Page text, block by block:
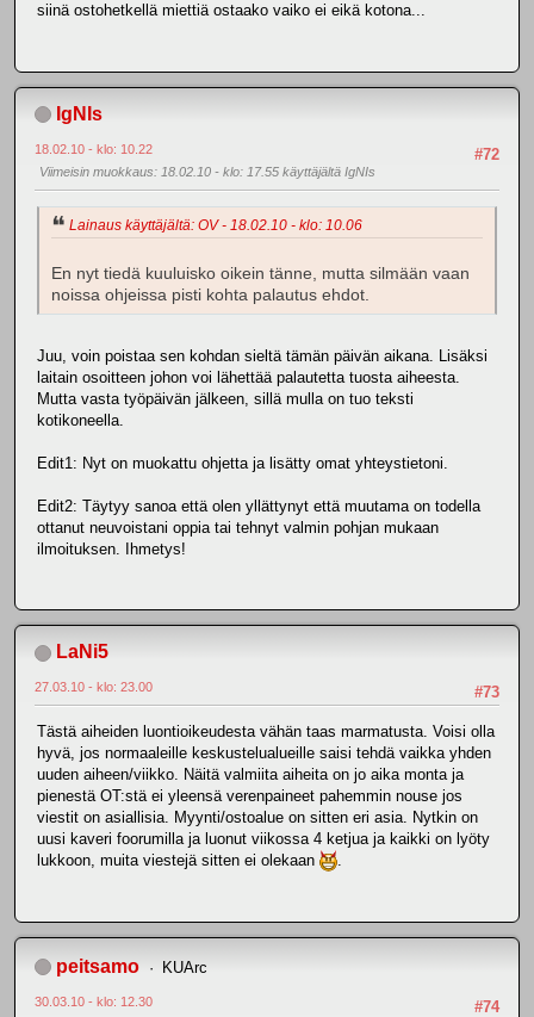
siinä ostohetkellä miettiä ostaako vaiko ei eikä kotona...
IgNIs
#72
18.02.10 - klo: 10.22
Viimeisin muokkaus: 18.02.10 - klo: 17.55 käyttäjältä IgNIs
Lainaus käyttäjältä: OV - 18.02.10 - klo: 10.06
En nyt tiedä kuuluisko oikein tänne, mutta silmään vaan
noissa ohjeissa pisti kohta palautus ehdot.
Juu, voin poistaa sen kohdan sieltä tämän päivän aikana. Lisäksi
laitain osoitteen johon voi lähettää palautetta tuosta aiheesta.
Mutta vasta työpäivän jälkeen, sillä mulla on tuo teksti
kotikoneella.
Edit1: Nyt on muokattu ohjetta ja lisätty omat yhteystietoni.
Edit2: Täytyy sanoa että olen yllättynyt että muutama on todella
ottanut neuvoistani oppia tai tehnyt valmin pohjan mukaan
ilmoituksen. Ihmetys!
LaNi5
#73
27.03.10 - klo: 23.00
Tästä aiheiden luontioikeudesta vähän taas marmatusta. Voisi olla
hyvä, jos normaaleille keskustelualueille saisi tehdä vaikka yhden
uuden aiheen/viikko. Näitä valmiita aiheita on jo aika monta ja
pienestä OT:stä ei yleensä verenpaineet pahemmin nouse jos
viestit on asiallisia. Myynti/ostoalue on sitten eri asia. Nytkin on
uusi kaveri foorumilla ja luonut viikossa 4 ketjua ja kaikki on lyöty
lukkoon, muita viestejä sitten ei olekaan
.
peitsamo KUArc
#74
30.03.10 - klo: 12.30